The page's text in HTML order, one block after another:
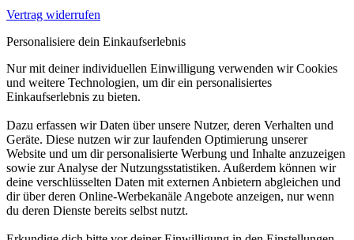
Vertrag widerrufen
Personalisiere dein Einkaufserlebnis
Nur mit deiner individuellen Einwilligung verwenden wir Cookies
und weitere Technologien, um dir ein personalisiertes
Einkaufserlebnis zu bieten.
Dazu erfassen wir Daten über unsere Nutzer, deren Verhalten und
Geräte. Diese nutzen wir zur laufenden Optimierung unserer
Website und um dir personalisierte Werbung und Inhalte anzuzeigen
sowie zur Analyse der Nutzungsstatistiken. Außerdem können wir
deine verschlüsselten Daten mit externen Anbietern abgleichen und
dir über deren Online-Werbekanäle Angebote anzeigen, nur wenn
du deren Dienste bereits selbst nutzt.